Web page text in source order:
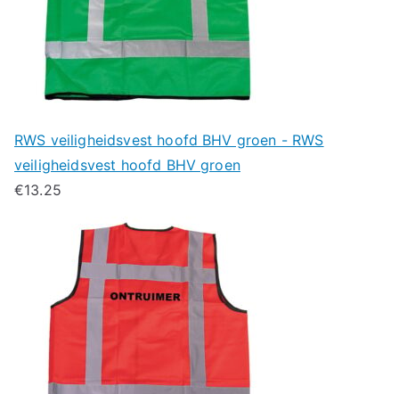
RWS veiligheidsvest hoofd BHV groen - RWS
veiligheidsvest hoofd BHV groen
€13.25